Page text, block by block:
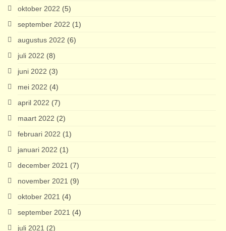
oktober 2022 (5)
september 2022 (1)
augustus 2022 (6)
juli 2022 (8)
juni 2022 (3)
mei 2022 (4)
april 2022 (7)
maart 2022 (2)
februari 2022 (1)
januari 2022 (1)
december 2021 (7)
november 2021 (9)
oktober 2021 (4)
september 2021 (4)
juli 2021 (2)